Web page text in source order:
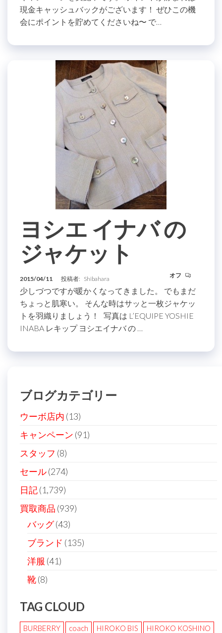
現金キャッシュバックがございます！ ぜひこの機
会にポイントを貯めてくださいね〜 で…
ヨシエ イナバ の
ジャケット
2015/04/11 投稿者: Shibahara オフ
少しづつですが暖かくなってきました。 でもまだ
ちょっと肌寒い。 そんな時はサッと一枚ジャケッ
トを羽織りましょう！ 写真は L’EQUIPE YOSHIE
INABA レキップ ヨシエイナバ の …
ブログカテゴリー
ウーボ店内 (13)
キャンペーン (91)
スタッフ (8)
セール(274)
日記(1,739)
買取商品 (939)
バッグ(43)
ブランド (135)
洋服 (41)
靴(8)
TAG CLOUD
BURBERRY coach HIROKO BIS HIROKO KOSHINO